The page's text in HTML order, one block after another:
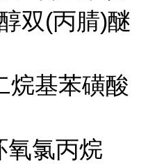
双(丙腈)醚
烷基苯磺酸
氧氯丙烷